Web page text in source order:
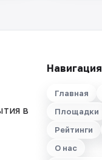
в
Навигация
Главная
Площадки
Рейтинги
О нас